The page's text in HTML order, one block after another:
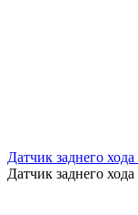
Датчик заднего
Датчик заднего